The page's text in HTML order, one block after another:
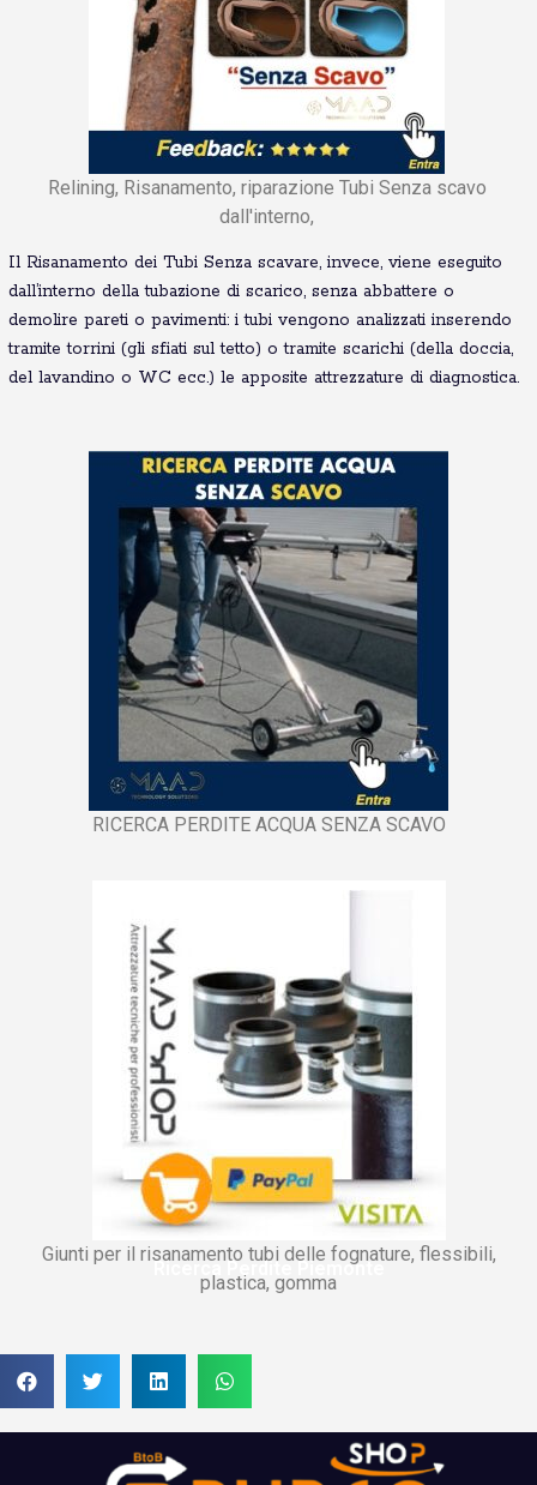
Relining, Risanamento, riparazione Tubi Senza scavo
dall'interno,
Il Risanamento dei Tubi Senza scavare, invece, viene eseguito
dall’interno della tubazione di scarico, senza abbattere o
demolire pareti o pavimenti: i tubi vengono analizzati inserendo
tramite torrini (gli sfiati sul tetto) o tramite scarichi (della doccia,
del lavandino o WC ecc.) le apposite attrezzature di diagnostica.
RICERCA PERDITE ACQUA SENZA SCAVO
Giunti per il risanamento tubi delle fognature, flessibili,
plastica, gomma
Ricerca Perdite Piemonte